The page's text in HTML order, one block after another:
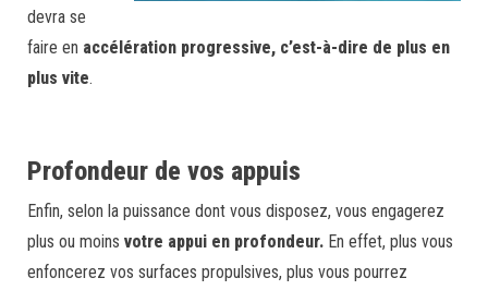
devra se
faire en accélération progressive, c’est-à-dire de plus en
plus vite.
Profondeur de vos appuis
Enfin, selon la puissance dont vous disposez, vous engagerez
plus ou moins votre appui en profondeur. En effet, plus vous
enfoncerez vos surfaces propulsives, plus vous pourrez